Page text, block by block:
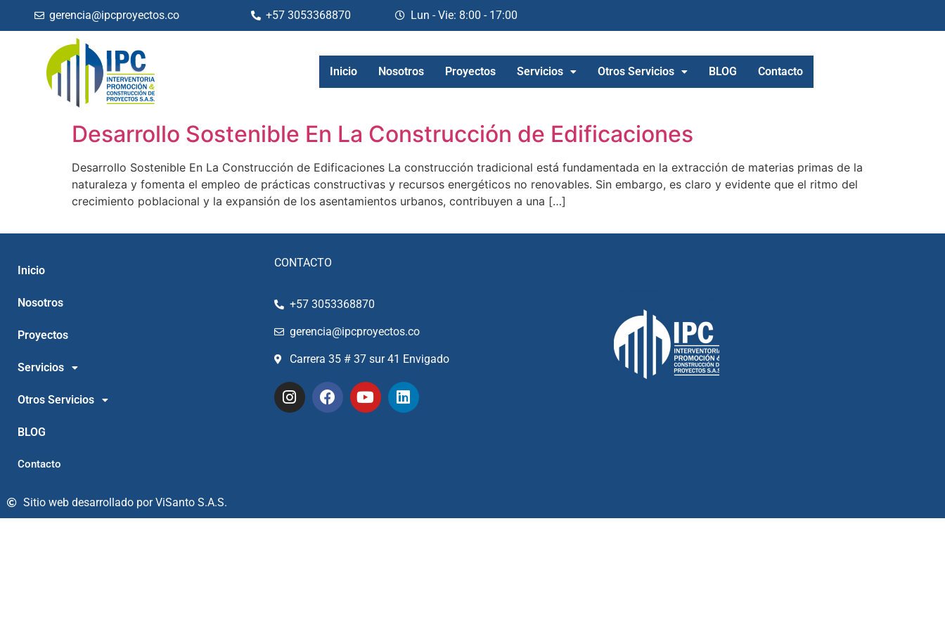
gerencia@ipcproyectos.co +57 3053368870 Lun - Vie: 8:00 - 17:00
Inicio Nosotros Proyectos Servicios Otros Servicios BLOG Contacto
Desarrollo Sostenible En La Construcción de Edificaciones
Desarrollo Sostenible En La Construcción de Edificaciones La construcción tradicional está fundamentada en la extracción de materias primas de la
naturaleza y fomenta el empleo de prácticas constructivas y recursos energéticos no renovables. Sin embargo, es claro y evidente que el ritmo del
crecimiento poblacional y la expansión de los asentamientos urbanos, contribuyen a una […]
Inicio
Nosotros
Proyectos
Servicios
Otros Servicios
BLOG
Contacto
CONTACTO
+57 3053368870
gerencia@ipcproyectos.co
Carrera 35 # 37 sur 41 Envigado
Sitio web desarrollado por ViSanto S.A.S.